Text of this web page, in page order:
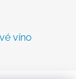
víno